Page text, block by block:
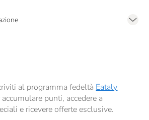
personalizzate, in caso di consenso prestato ai
al programma fedeltà Eataly
punti, accedere a
e ricevere offerte esclusive.